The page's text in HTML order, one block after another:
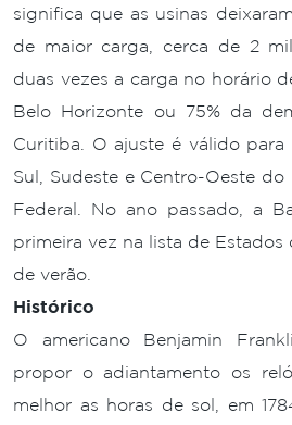
significa que as usinas
de maior carga, cerca de 2
duas vezes a carga no horário
Belo Horizonte ou 75% da
Curitiba. O ajuste é válido
Sul, Sudeste e Centro-Oeste
Federal. No ano passado, a
primeira vez na lista de
de verão.
Histórico
O americano Benjamin
propor o adiantamento os
melhor as horas de sol, em